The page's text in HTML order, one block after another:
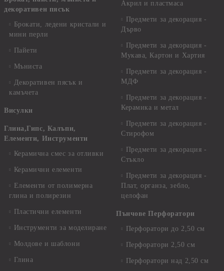
декоративен пясък
Брокати, ледени кристали и
мини перли
Пайети
Мъниста
Декоративен пясък и
камъчета
Висулки
Глина,Гипс, Калъпи,
Елементи, Инструменти
Керамична смес за отливки
Керамични елементи
Елементи от полимерна
глина и полирезин
Пластични елементи
Инструменти за моделиране
Молдове и шаблони
Глина
Акрил и пластмаса
Предмети за декорация -
Дърво
Предмети за декорация -
Мукава, Картон и Хартия
Предмети за декорация -
МДФ
Предмети за декорация -
Керамика и метал
Предмети за декорация -
Стирофом
Предмети за декорация -
Стъкло
Предмети за декорация -
Плат, органза, зебло,
целофан
Пънчове Перфоратори
Перфоратори до 2,50 см
Перфоратори 2,50 см
Перфоратори над 2,50 см